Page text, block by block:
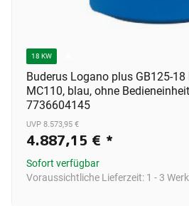
18 KW
Buderus Logano plus GB125-18
MC110, blau, ohne
7736604145
UVP 8.573,95 €
4.887,15 € *
Sofort verfügbar
Voraussichtliche Lieferzeit: 1 - 3